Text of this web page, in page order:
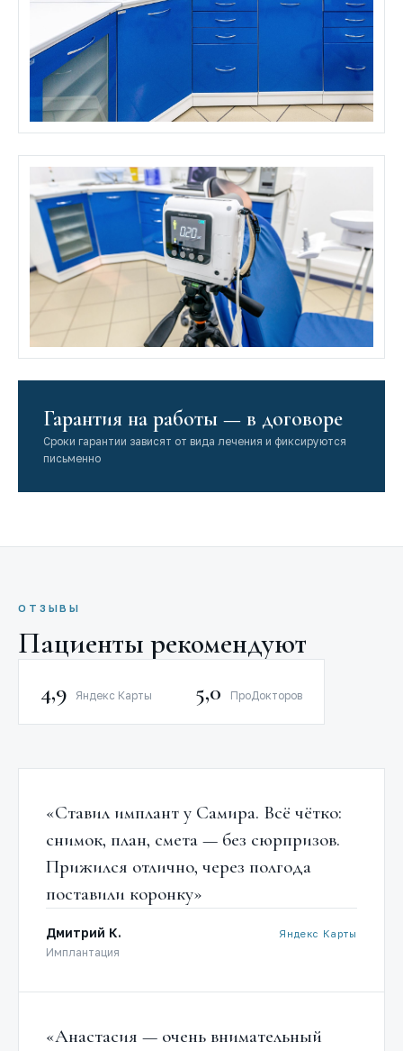
Гарантия на работы — в договоре
Сроки гарантии зависят от вида лечения и фиксируются
письменно
ОТЗЫВЫ
Пациенты рекомендуют
4,9 Яндекс Карты 5,0 ПроДокторов
«Ставил имплант у Самира. Всё чётко:
снимок, план, смета — без сюрпризов.
Прижился отлично, через полгода
поставили коронку»
Дмитрий К.
Имплантация
Яндекс Карты
«Анастасия — очень внимательный